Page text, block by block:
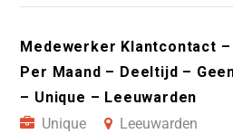
Medewerker Klantcontact –
Per Maand – Deeltijd –
– Unique – Leeuwarden
Unique
Leeuwarden